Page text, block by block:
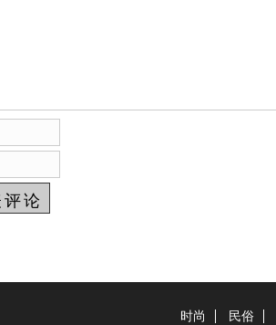
时尚 民俗